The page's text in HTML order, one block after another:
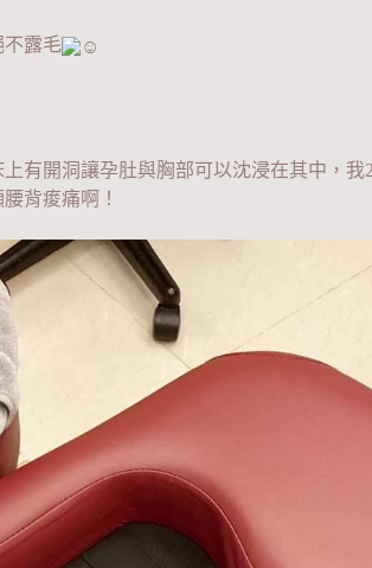
不露毛
有開洞讓孕肚與胸部可以沈浸在其中，我
背痠痛啊！